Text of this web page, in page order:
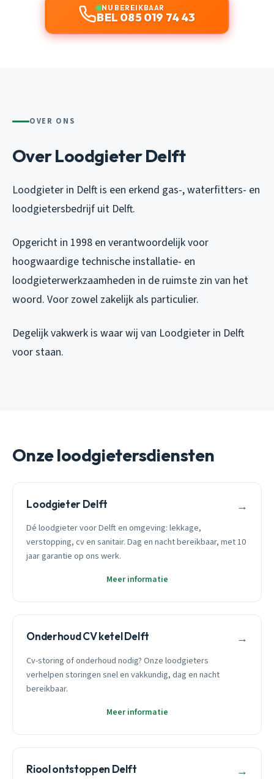
NU BEREIKBAAR
BEL 085 019 74 43
OVER ONS
Over Loodgieter Delft
Loodgieter in Delft is een erkend gas-, waterfitters- en
loodgietersbedrijf uit Delft.
Opgericht in 1998 en verantwoordelijk voor
hoogwaardige technische installatie- en
loodgieterwerkzaamheden in de ruimste zin van het
woord. Voor zowel zakelijk als particulier.
Degelijk vakwerk is waar wij van Loodgieter in Delft
voor staan.
Onze loodgietersdiensten
Loodgieter Delft →
Dé loodgieter voor Delft en omgeving: lekkage,
verstopping, cv en sanitair. Dag en nacht bereikbaar, met 10
jaar garantie op ons werk.
Meer informatie
Onderhoud CV ketel Delft →
Cv-storing of onderhoud nodig? Onze loodgieters
verhelpen storingen snel en vakkundig, dag en nacht
bereikbaar.
Meer informatie
Riool ontstoppen Delft →